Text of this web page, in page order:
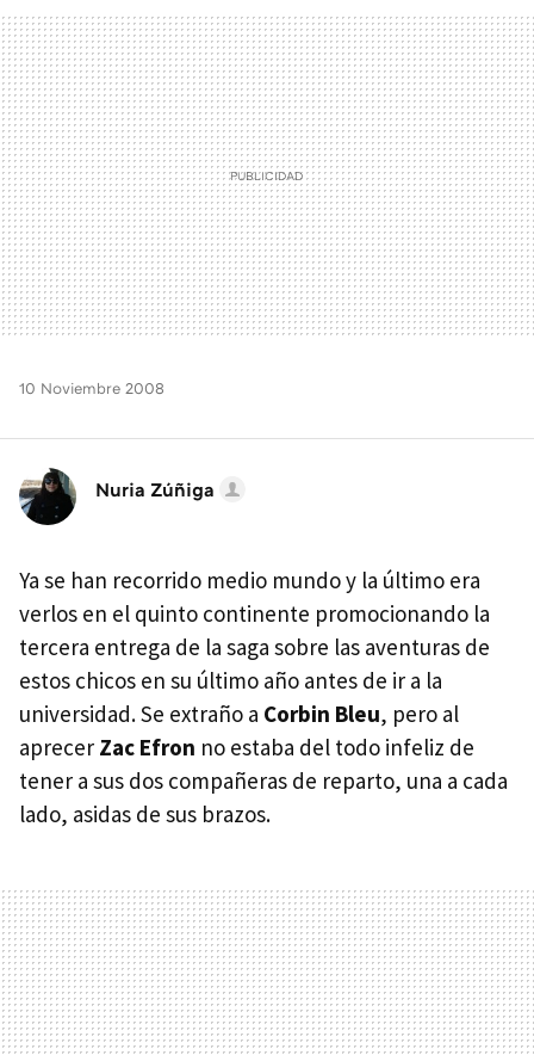
MAIL
10 Noviembre 2008
Nuria Zúñiga
Ya se han recorrido medio mundo y la último era
verlos en el quinto continente promocionando la
tercera entrega de la saga sobre las aventuras de
estos chicos en su último año antes de ir a la
universidad. Se extraño a Corbin Bleu, pero al
aprecer Zac Efron no estaba del todo infeliz de
tener a sus dos compañeras de reparto, una a cada
lado, asidas de sus brazos.